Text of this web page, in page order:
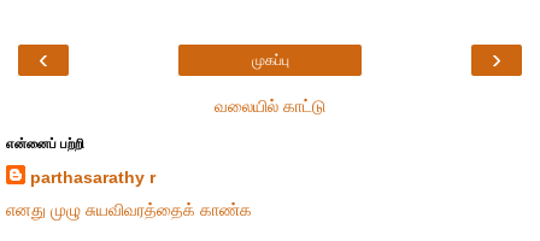
‹ ›
முகப்பு
வலையில் காட்டு
என்னைப் பற்றி
parthasarathy r
எனது முழு சுயவிவரத்தைக் காண்க